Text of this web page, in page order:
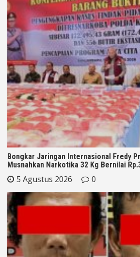
Bongkar Jaringan Internasional Fredy
Musnahkan Narkotika 32 Kg Bernilai
5 Agustus 2026 0